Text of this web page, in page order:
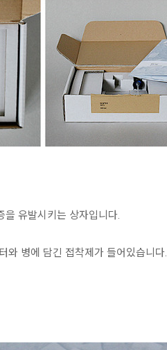
유발시키는 상자입니다.
와 병에 담긴 접착제가 들어있습니다.